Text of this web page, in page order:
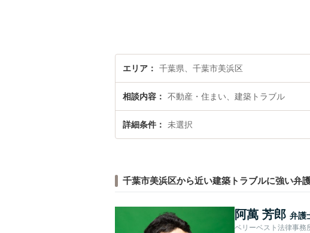
エリア 千葉県、千葉市美浜区
相談内容 不動産・住まい、建築トラブル
詳細条件 未選択
千葉市美浜区から近い建築トラブルに強い弁
阿萬 芳郎 弁護
ベリーベスト法律事務